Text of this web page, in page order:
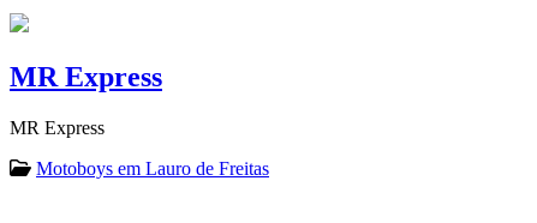
MR Express
MR Express
Motoboys em Lauro de Freitas